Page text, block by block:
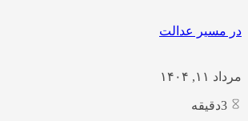
در مسیر عدالت
مرداد ۱۱, ۱۴۰۴
دقیقه